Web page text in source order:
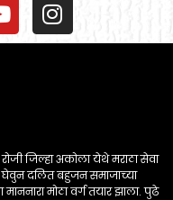
जिल्हा अकोला येथे मराठा सेवा
घेवुन दलित बहुजन समाजाच्या
मोठा वर्ग तयार झाला. पुढे